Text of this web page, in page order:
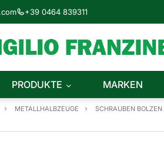
+39 0464 839311
PRODUKTE MARKEN
METALLHALBZEUGE SCHRAUBEN BOLZEN